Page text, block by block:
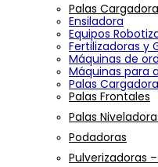
Palas
Ensiladora
Equipos
Fertilizadoras y
Máquinas de
Máquinas para
Palas
Palas Frontales
Palas
Podadoras
Pulverizadoras